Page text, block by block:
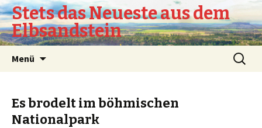
Stets das Neueste aus dem
Elbsandstein
Menü
Suchen
nach:
Es brodelt im böhmischen
Nationalpark